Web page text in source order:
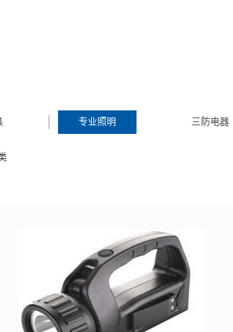
专业照明 三防电器